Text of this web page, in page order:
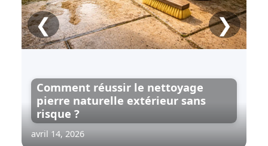
Comment réussir le nettoyage
pierre naturelle extérieur sans
risque ?
avril 14, 2026
❮ ❯